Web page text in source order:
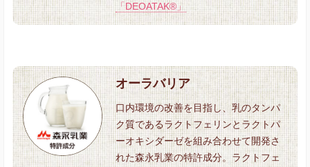
「DEOATAK®」
オーラバリア
口内環境の改善を目指し、乳のタンパ
ク質であるラクトフェリンとラクトパ
ーオキシダーゼを組み合わせて開発さ
れた森永乳業の特許成分。ラクトフェ